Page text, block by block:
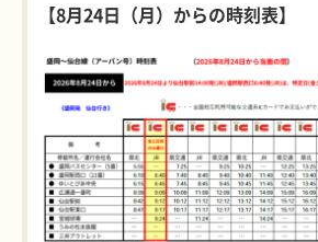
【8月24日（月）からの時刻表】